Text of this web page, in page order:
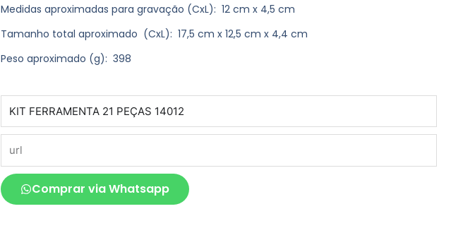
Medidas aproximadas para gravação (CxL): 12 cm x 4,5 cm
Tamanho total aproximado (CxL): 17,5 cm x 12,5 cm x 4,4 cm
Peso aproximado (g): 398
Comprar via Whatsapp